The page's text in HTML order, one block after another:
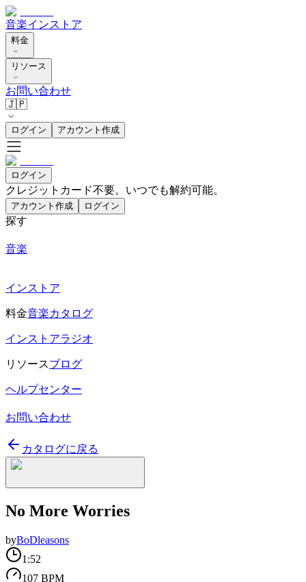
音楽インストア
料金
リソース
お問い合わせ
🇯🇵
ログイン アカウント作成
ログイン
クレジットカード不要。いつでも解約可能。
アカウント作成 ログイン
探す
音楽
インストア
料金音楽カタログ
インストアラジオ
リソースブログ
ヘルプセンター
お問い合わせ
カタログに戻る
No More Worries
byBoDleasons
1:52
107 BPM